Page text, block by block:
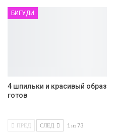
БИГУДИ
4 шпильки и красивый образ
готов
ПРЕД СЛЕД 1 из 73